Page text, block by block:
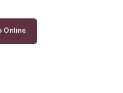
Online